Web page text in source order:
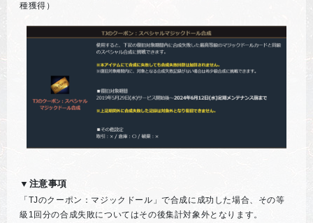
種獲得）
▼注意事項
「TJのクーポン：マジックドール」で合成に成功した場合、その等
級1回分の合成失敗についてはその後集計対象外となります。